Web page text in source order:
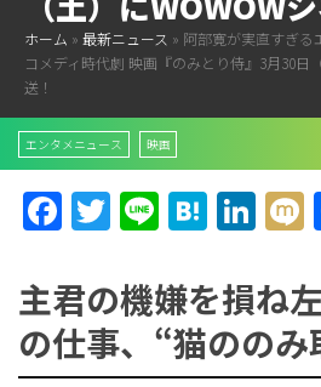
ホーム » 最新ニュース » 阿部寛が実直すぎる
コメディ時代劇 映画『のみとり侍』3月30日
送！
エンタメニュース 映画
Facebook
Twitter
Line
主君の機嫌を損ね
の仕事、“猫のの